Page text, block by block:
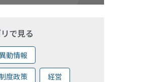
で見る
動情報
度政策 経営